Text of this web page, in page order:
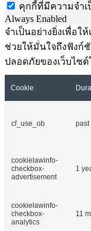
คุกกี้ที่มีความจำเ
Always Enabled
จำเป็นอย่างยิ่งเพื่อใ
ช่วยให้มั่นใจถึงฟัง
ปลอดภัยของเว็บไซ
Cookie
cf_use_ob past
cookielawinfo-
checkbox-
advertisement
1
cookielawinfo-
checkbox-
analytics
11